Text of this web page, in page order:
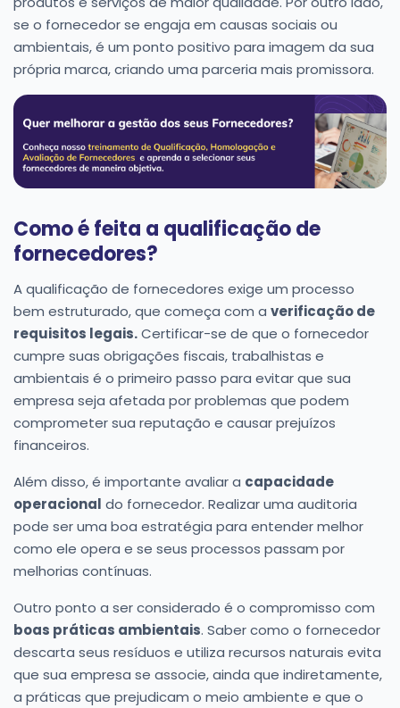
se o fornecedor se engaja em causas sociais ou
ambientais, é um ponto positivo para imagem da sua
própria marca, criando uma parceria mais promissora.
Como é feita a qualificação de
fornecedores?
A qualificação de fornecedores exige um processo
bem estruturado, que começa com a verificação de
requisitos legais.Certificar-se de que o fornecedor
cumpre suas obrigações fiscais, trabalhistas e
ambientais é o primeiro passo para evitar que sua
empresa seja afetada por problemas que podem
comprometer sua reputação e causar prejuízos
financeiros.
Além disso, é importante avaliar a capacidade
operacional do fornecedor. Realizar uma auditoria
pode ser uma boa estratégia para entender melhor
como ele opera e se seus processos passam por
melhorias contínuas.
Outro ponto a ser considerado é o compromisso com
boas práticas ambientais. Saber como o fornecedor
descarta seus resíduos e utiliza recursos naturais evita
que sua empresa se associe, ainda que indiretamente,
a práticas que prejudicam o meio ambiente e que o